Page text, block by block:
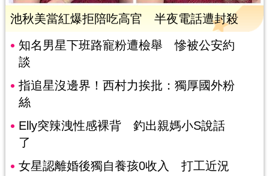
池秋美當紅爆拒陪吃高官 半夜電話遭封殺
知名男星下班路寵粉遭檢舉 慘被公安約
談
指追星沒邊界！西村力挨批：獨厚國外粉
絲
Elly突辣洩性感裸背 釣出親媽小S說話
了
女星認離婚後獨自養孩0收入 打工近況